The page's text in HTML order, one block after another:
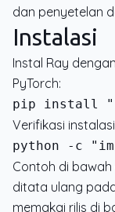
dan penyetelan
Instalasi
Instal Ray
PyTorch:
Verifikasi
python -c
Contoh di bawah
ditata ulang
memakai rilis di